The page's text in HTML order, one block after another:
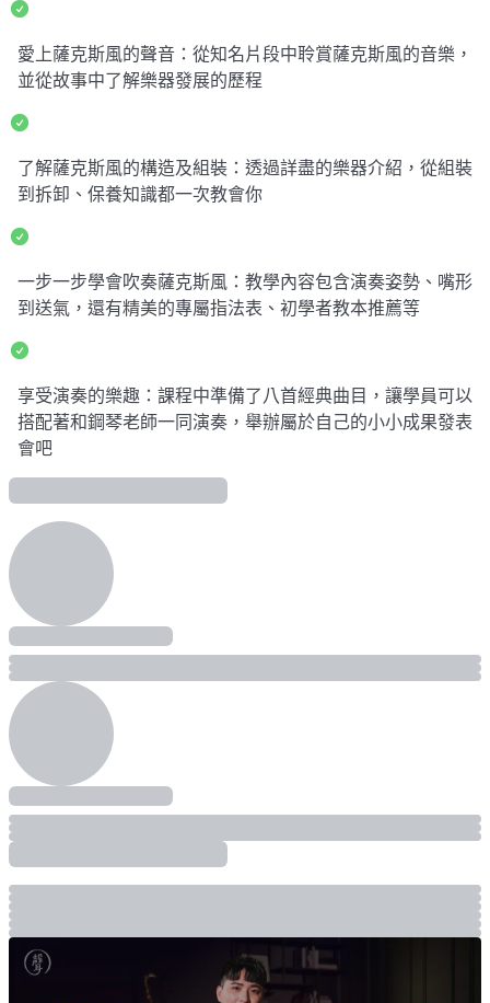
愛上薩克斯風的聲音：從知名片段中聆賞薩克斯風的音樂，
並從故事中了解樂器發展的歷程
了解薩克斯風的構造及組裝：透過詳盡的樂器介紹，從組裝
到拆卸、保養知識都一次教會你
一步一步學會吹奏薩克斯風：教學內容包含演奏姿勢、嘴形
到送氣，還有精美的專屬指法表、初學者教本推薦等
享受演奏的樂趣：課程中準備了八首經典曲目，讓學員可以
搭配著和鋼琴老師一同演奏，舉辦屬於自己的小小成果發表
會吧